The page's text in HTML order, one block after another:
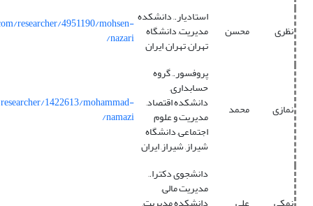
نظری محسن
استادیار., دانشکده
مدیریت, دانشگاه
تهران, تهران, ایران
researcher/4951190/mohsen-
nazari/
نمازی محمد
پروفسور., گروه
حسابداری,
دانشکده اقتصاد,
مدیریت و علوم
اجتماعی, دانشگاه
شیراز, شیراز, ایران
1422613/mohammad-
namazi/
دانشجوی دکترا.,
مدیریت مالی,